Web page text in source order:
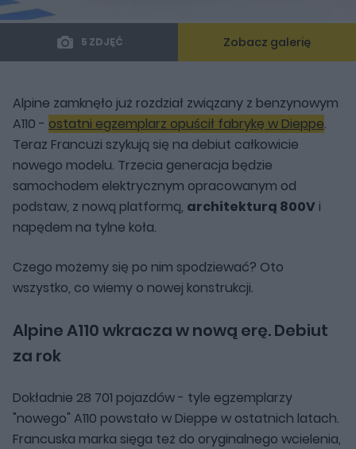
5 ZDJĘĆ Zobacz galerię
Alpine zamknęło już rozdział związany z benzynowym
A110 - ostatni egzemplarz opuścił fabrykę w Dieppe.
Teraz Francuzi szykują się na debiut całkowicie
nowego modelu. Trzecia generacja będzie
samochodem elektrycznym opracowanym od
podstaw, z nową platformą, architekturą 800V i
napędem na tylne koła.
Czego możemy się po nim spodziewać? Oto
wszystko, co wiemy o nowej konstrukcji.
Alpine A110 wkracza w nową erę. Debiut
za rok
Dokładnie 28 701 pojazdów - tyle egzemplarzy
"nowego" A110 powstało w Dieppe w ostatnich latach.
Francuska marka sięga też do oryginalnego wcielenia,